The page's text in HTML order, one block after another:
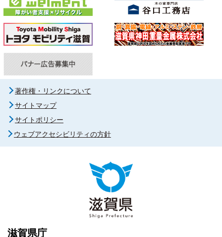
著作権・リンクについて
サイトマップ
サイトポリシー
ウェブアクセシビリティの方針
滋賀県庁